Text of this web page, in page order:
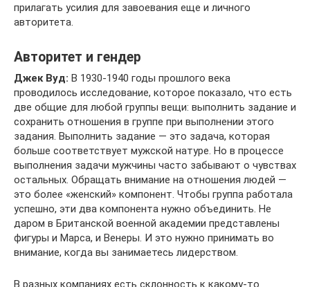
прилагать усилия для завоевания еще и личного
авторитета.
Авторитет и гендер
Джек Вуд: В 1930-1940 годы прошлого века
проводилось исследование, которое показало, что есть
две общие для любой группы вещи: выполнить задание и
сохранить отношения в группе при выполнении этого
задания. Выполнить задание — это задача, которая
больше соответствует мужской натуре. Но в процессе
выполнения задачи мужчины часто забывают о чувствах
остальных. Обращать внимание на отношения людей —
это более «женский» компонент. Чтобы группа работала
успешно, эти два компонента нужно объединить. Не
даром в Британской военной академии представлены
фигуры и Марса, и Венеры. И это нужно принимать во
внимание, когда вы занимаетесь лидерством.
В разных компаниях есть склонность к какому-то